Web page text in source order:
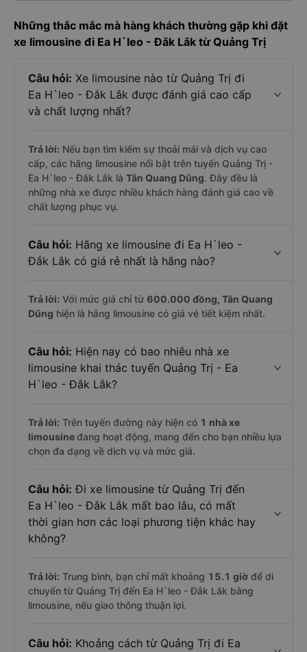
Những thắc mắc mà hàng khách thường gặp khi đặt
xe limousine đi Ea H`leo - Đắk Lắk từ Quảng Trị
Câu hỏi: Xe limousine nào từ Quảng Trị đi
Ea H`leo - Đắk Lắk được đánh giá cao cấp
và chất lượng nhất?
Trả lời: Nếu bạn tìm kiếm sự thoải mái và dịch vụ cao
cấp, các hãng limousine nổi bật trên tuyến Quảng Trị -
Ea H`leo - Đắk Lắk là Tân Quang Dũng. Đây đều là
những nhà xe được nhiều khách hàng đánh giá cao về
chất lượng phục vụ.
Câu hỏi: Hãng xe limousine đi Ea H`leo -
Đắk Lắk có giá rẻ nhất là hãng nào?
Trả lời: Với mức giá chỉ từ 600.000 đồng, Tân Quang
Dũng hiện là hãng limousine có giá vé tiết kiệm nhất.
Câu hỏi: Hiện nay có bao nhiêu nhà xe
limousine khai thác tuyến Quảng Trị - Ea
H`leo - Đắk Lắk?
Trả lời: Trên tuyến đường này hiện có 1 nhà xe
limousineđang hoạt động, mang đến cho bạn nhiều lựa
chọn đa dạng về dịch vụ và mức giá.
Câu hỏi: Đi xe limousine từ Quảng Trị đến
Ea H`leo - Đắk Lắk mất bao lâu, có mất
thời gian hơn các loại phương tiện khác hay
không?
Trả lời: Trung bình, bạn chỉ mất khoảng 15.1 giờ để di
chuyển từ Quảng Trị đến Ea H`leo - Đắk Lắk bằng
limousine, nếu giao thông thuận lợi.
Câu hỏi: Khoảng cách từ Quảng Trị đi Ea